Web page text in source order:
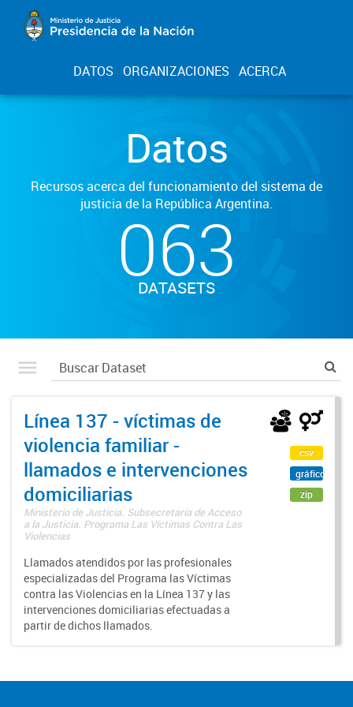
DATOS ORGANIZACIONES ACERCA
Datos
Recursos acerca del funcionamiento del sistema de
justicia de la República Argentina.
063
DATASETS
Línea 137 - víctimas de
violencia familiar -
llamados e intervenciones
domiciliarias
Ministerio de Justicia. Subsecretaría de Acceso
a la Justicia. Programa Las Víctimas Contra Las
Violencias
Llamados atendidos por las profesionales
especializadas del Programa las Víctimas
contra las Violencias en la Línea 137 y las
intervenciones domiciliarias efectuadas a
partir de dichos llamados.
csv
gráfico
zip